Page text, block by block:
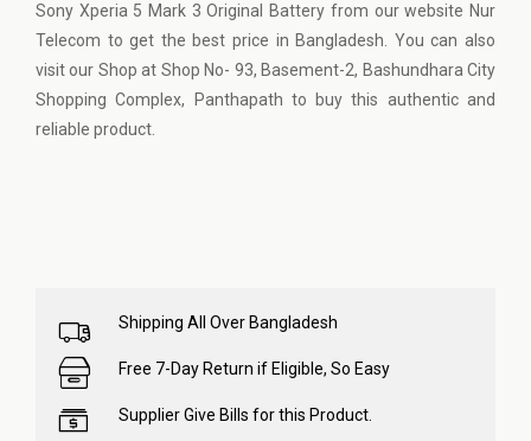
Sony Xperia 5 Mark 3 Original Battery from our website Nur
Telecom to get the best price in Bangladesh. You can also
visit our Shop at Shop No- 93, Basement-2, Bashundhara City
Shopping Complex, Panthapath to buy this authentic and
reliable product.
Shipping All Over Bangladesh
Free 7-Day Return if Eligible, So Easy
Supplier Give Bills for this Product.